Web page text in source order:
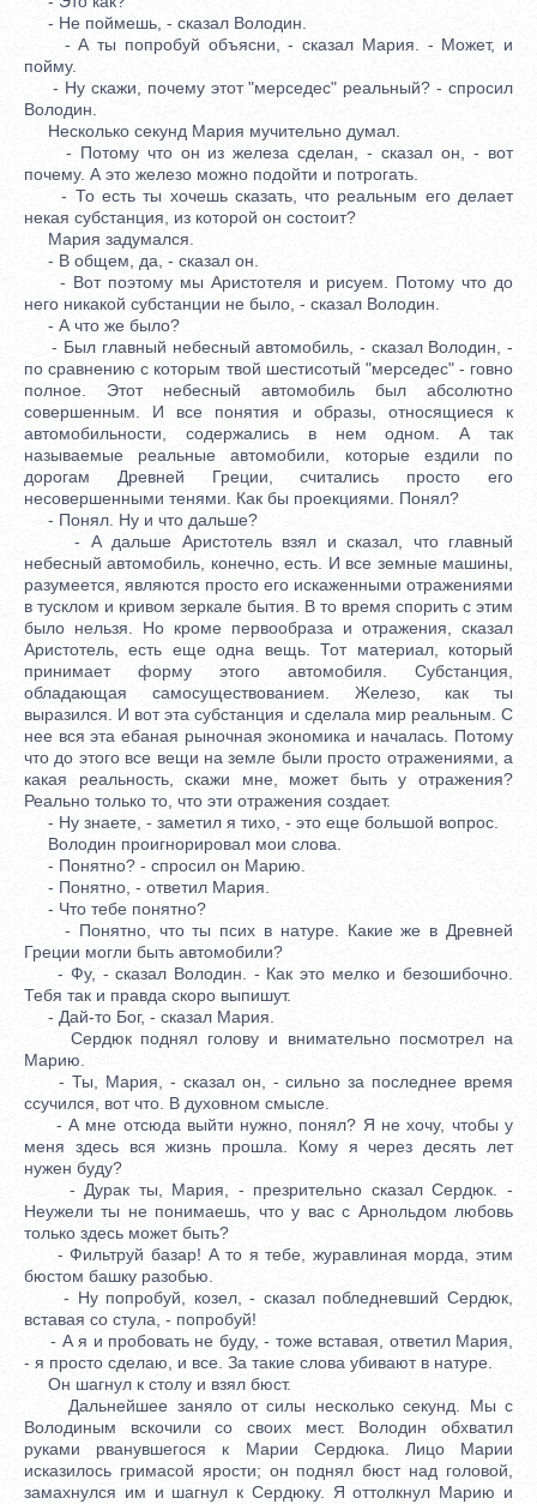
- Не поймешь, - сказал Володин.
- А ты попробуй объясни, - сказал Мария. - Может, и
пойму.
- Ну скажи, почему этот "мерседес" реальный? - спросил
Володин.
Несколько секунд Мария мучительно думал.
- Потому что он из железа сделан, - сказал он, - вот
почему. А это железо можно подойти и потрогать.
- То есть ты хочешь сказать, что реальным его делает
некая субстанция, из которой он состоит?
Мария задумался.
- В общем, да, - сказал он.
- Вот поэтому мы Аристотеля и рисуем. Потому что до
него никакой субстанции не было, - сказал Володин.
- А что же было?
- Был главный небесный автомобиль, - сказал Володин, -
по сравнению с которым твой шестисотый "мерседес" - говно
полное. Этот небесный автомобиль был абсолютно
совершенным. И все понятия и образы, относящиеся к
автомобильности, содержались в нем одном. А так
называемые реальные автомобили, которые ездили по
дорогам Древней Греции, считались просто его
несовершенными тенями. Как бы проекциями. Понял?
- Понял. Ну и что дальше?
- А дальше Аристотель взял и сказал, что главный
небесный автомобиль, конечно, есть. И все земные машины,
разумеется, являются просто его искаженными отражениями
в тусклом и кривом зеркале бытия. В то время спорить с этим
было нельзя. Но кроме первообраза и отражения, сказал
Аристотель, есть еще одна вещь. Тот материал, который
принимает форму этого автомобиля. Субстанция,
обладающая самосуществованием. Железо, как ты
выразился. И вот эта субстанция и сделала мир реальным. С
нее вся эта ебаная рыночная экономика и началась. Потому
что до этого все вещи на земле были просто отражениями, а
какая реальность, скажи мне, может быть у отражения?
Реально только то, что эти отражения создает.
- Ну знаете, - заметил я тихо, - это еще большой вопрос.
Володин проигнорировал мои слова.
- Понятно? - спросил он Марию.
- Понятно, - ответил Мария.
- Что тебе понятно?
- Понятно, что ты псих в натуре. Какие же в Древней
Греции могли быть автомобили?
- Фу, - сказал Володин. - Как это мелко и безошибочно.
Тебя так и правда скоро выпишут.
- Дай-то Бог, - сказал Мария.
Сердюк поднял голову и внимательно посмотрел на
Марию.
- Ты, Мария, - сказал он, - сильно за последнее время
ссучился, вот что. В духовном смысле.
- А мне отсюда выйти нужно, понял? Я не хочу, чтобы у
меня здесь вся жизнь прошла. Кому я через десять лет
нужен буду?
- Дурак ты, Мария, - презрительно сказал Сердюк. -
Неужели ты не понимаешь, что у вас с Арнольдом любовь
только здесь может быть?
- Фильтруй базар! А то я тебе, журавлиная морда, этим
бюстом башку разобью.
- Ну попробуй, козел, - сказал побледневший Сердюк,
вставая со стула, - попробуй!
- А я и пробовать не буду, - тоже вставая, ответил Мария,
- я просто сделаю, и все. За такие слова убивают в натуре.
Он шагнул к столу и взял бюст.
Дальнейшее заняло от силы несколько секунд. Мы с
Володиным вскочили со своих мест. Володин обхватил
руками рванувшегося к Марии Сердюка. Лицо Марии
исказилось гримасой ярости; он поднял бюст над головой,
замахнулся им и шагнул к Сердюку. Я оттолкнул Марию и